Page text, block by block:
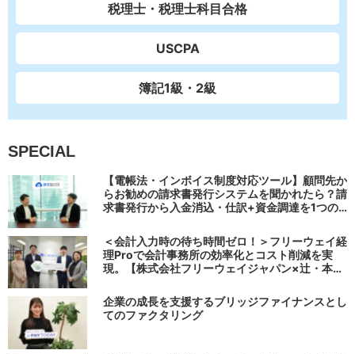
税理士・税理士科目合格
USCPA
簿記1級・2級
SPECIAL
【電帳法・インボイス制度対応ツール】顧問先か
らお勧めの請求書発行システムを聞かれたら？請
求書発行から入金消込・仕訳+資金調達を1つの
＜会計入力時の待ち時間ゼロ！＞フリーウェイ経
理Proで会計事務所の効率化とコスト削減を実
現。【株式会社フリーウェイジャパン×辻・本郷
企業の成長を支援するブリッジファイナンスとし
てのファクタリング